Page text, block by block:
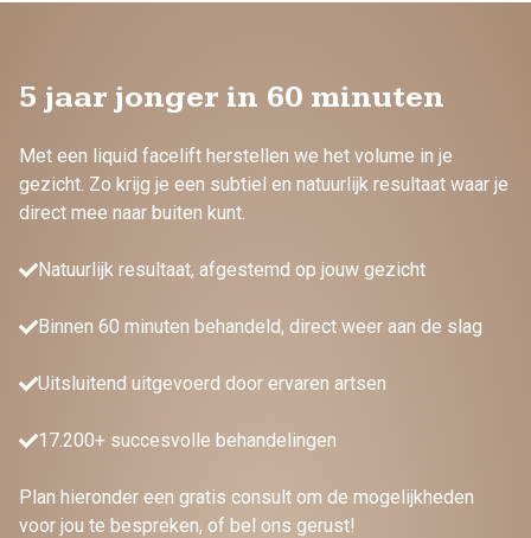
5 jaar jonger in 60 minuten
Met een liquid facelift herstellen we het volume in je
gezicht. Zo krijg je een subtiel en natuurlijk resultaat waar je
direct mee naar buiten kunt.
Natuurlijk resultaat, afgestemd op jouw gezicht
Binnen 60 minuten behandeld, direct weer aan de slag
Uitsluitend uitgevoerd door ervaren artsen
17.200+ succesvolle behandelingen
Plan hieronder een gratis consult om de mogelijkheden
voor jou te bespreken, of bel ons gerust!